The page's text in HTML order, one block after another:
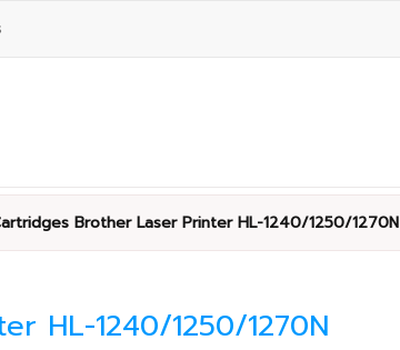
Brother Laser Printer HL-1240/1250/1270N
HL-1240/1250/1270N